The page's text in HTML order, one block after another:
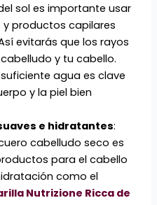
sol es importante usar
productos capilares
evitarás que los rayos
y tu cabello.
agua es clave
y la piel bien
e hidratantes:
cabelludo seco es
para el cabello
como el
Nutrizione Ricca de